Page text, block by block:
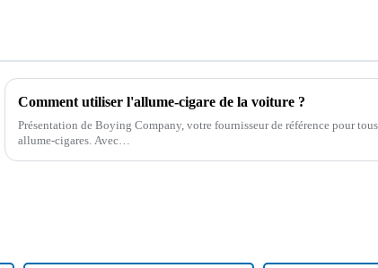
Comment utiliser l'allume-cigare de la voiture ?
Présentation de Boying Company, votre fournisseur de référence pour
allume-cigares. Avec…